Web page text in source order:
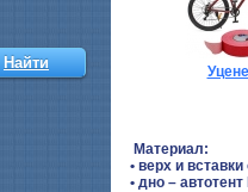
Материал:
• верх и
• дно –